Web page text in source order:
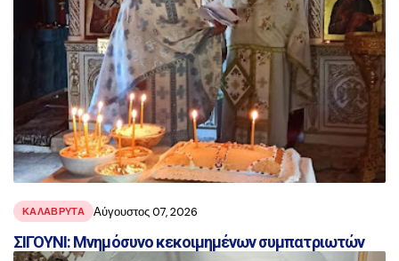
ΚΑΛΑΒΡΥΤΑ Αύγουστος 07, 2026
ΣΙΓΟΥΝΙ: Μνημόσυνο κεκοιμημένων συμπατριωτών